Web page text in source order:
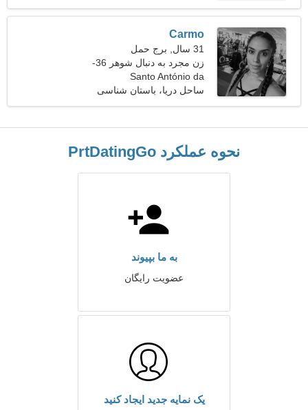
Carmo
31 سال, برج حمل
زن مجرد به دنبال شوهر 36-
40
Santo António da
Charneca، پرتغال
ساحل دریا، باستان شناسی
نحوه عملکرد PrtDatingGo
به ما بپیوند
عضویت رایگان
یک نمایه جدید ایجاد کنید